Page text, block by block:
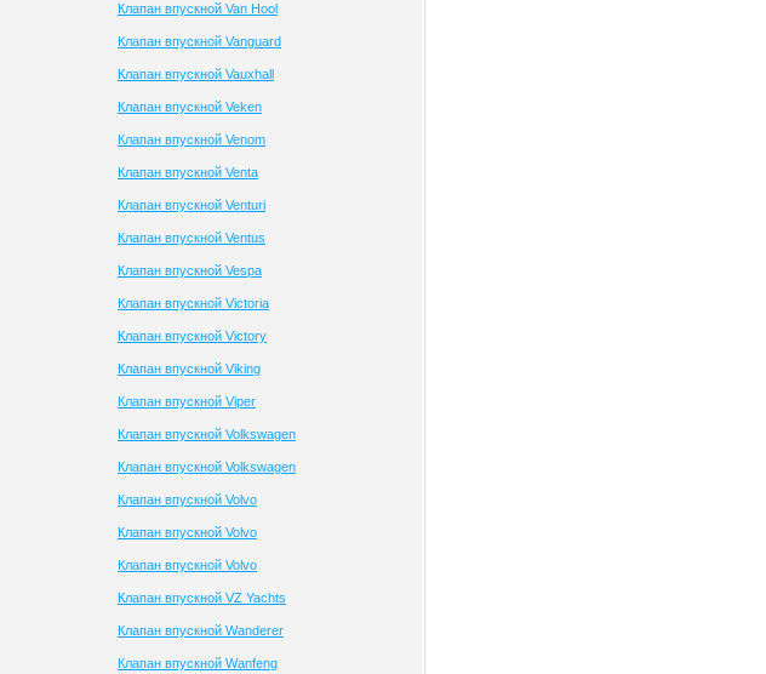
Клапан впускной Van Hool
Клапан впускной Vanguard
Клапан впускной Vauxhall
Клапан впускной Veken
Клапан впускной Venom
Клапан впускной Venta
Клапан впускной Venturi
Клапан впускной Ventus
Клапан впускной Vespa
Клапан впускной Victoria
Клапан впускной Victory
Клапан впускной Viking
Клапан впускной Viper
Клапан впускной Volkswagen
Клапан впускной Volkswagen
Клапан впускной Volvo
Клапан впускной Volvo
Клапан впускной Volvo
Клапан впускной VZ Yachts
Клапан впускной Wanderer
Клапан впускной Wanfeng